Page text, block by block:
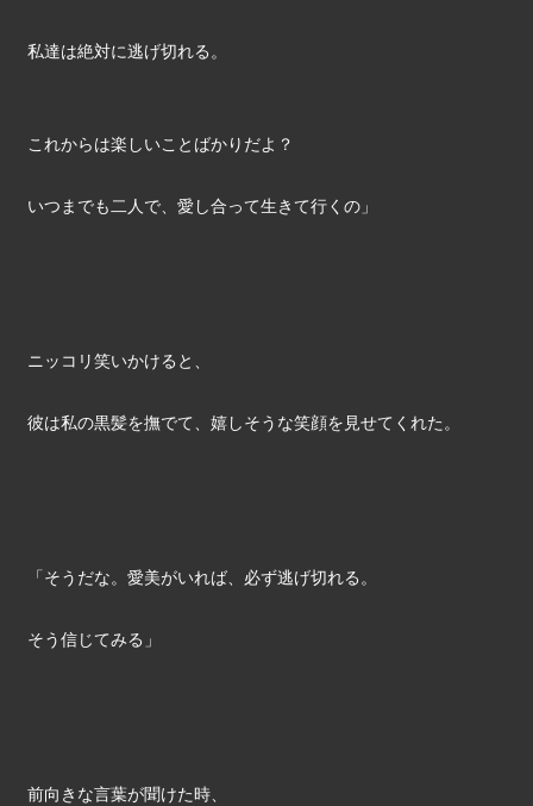
私達は絶対に逃げ切れる。
これからは楽しいことばかりだよ？
いつまでも二人で、愛し合って生きて行くの」
ニッコリ笑いかけると、
彼は私の黒髪を撫でて、嬉しそうな笑顔を見せてくれた。
「そうだな。愛美がいれば、必ず逃げ切れる。
そう信じてみる」
前向きな言葉が聞けた時、